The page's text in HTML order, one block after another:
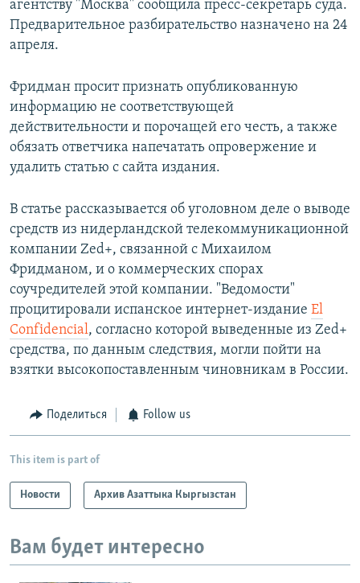
агентству "Москва" сообщила пресс-секретарь суда.
Предварительное разбирательство назначено на 24
апреля.
Фридман просит признать опубликованную
информацию не соответствующей
действительности и порочащей его честь, а также
обязать ответчика напечатать опровержение и
удалить статью с сайта издания.
В статье рассказывается об уголовном деле о выводе
средств из нидерландской телекоммуникационной
компании Zed+, связанной с Михаилом
Фридманом, и о коммерческих спорах
соучредителей этой компании. "Ведомости"
процитировали испанское интернет-издание El
Confidencial, согласно которой выведенные из Zed+
средства, по данным следствия, могли пойти на
взятки высокопоставленным чиновникам в России.
Поделиться Follow us
This item is part of
Новости Архив Азаттыка Кыргызстан
Вам будет интересно